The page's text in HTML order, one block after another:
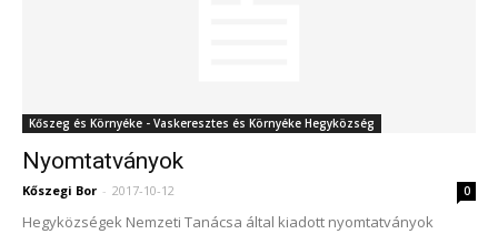
Kőszeg és Környéke - Vaskeresztes és Környéke Hegyközség
Nyomtatványok
Kőszegi Bor - 2017-10-12 0
Hegyközségek Nemzeti Tanácsa által kiadott nyomtatványok